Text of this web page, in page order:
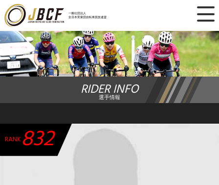
一般社団法人
全日本実業団自転車競技連盟
×
ニュース
レース日程
ランキング
チーム・選手
RIDER INFO
選手情報
RANK 832